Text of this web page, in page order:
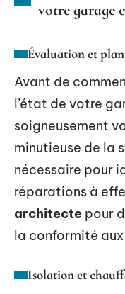
votre garage
Évaluation et
Avant de
l’état de votre
soigneusement
minutieuse de la
nécessaire pour
réparations à
architecte pour
la conformité
Isolation et